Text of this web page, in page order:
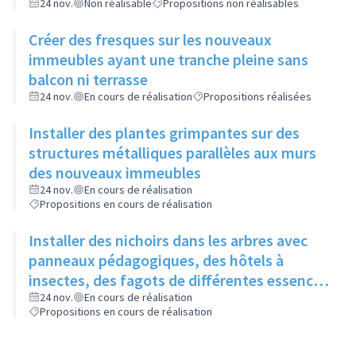
24 nov. Non réalisable Propositions non réalisables
Créer des fresques sur les nouveaux
immeubles ayant une tranche pleine sans
balcon ni terrasse
24 nov. En cours de réalisation Propositions réalisées
Installer des plantes grimpantes sur des
structures métalliques parallèles aux murs
des nouveaux immeubles
24 nov.
En cours de réalisation
Propositions en cours de réalisation
Installer des nichoirs dans les arbres avec
panneaux pédagogiques, des hôtels à
insectes, des fagots de différentes essences
pour stimuler la biodiversité sur la place du
Château à la Roue
24 nov.
En cours de réalisation
Propositions en cours de réalisation